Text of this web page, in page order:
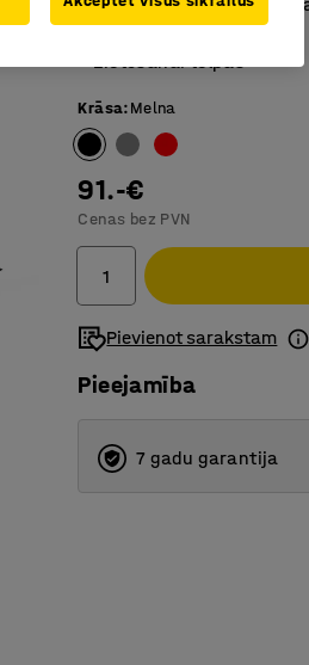
Ļoti absorbējošs
Lietošanai telpās
Krāsa:Melna
91.-€
Cenas bez PVN
Pievienot sarakstam
Pieejamība
7 gadu garantija